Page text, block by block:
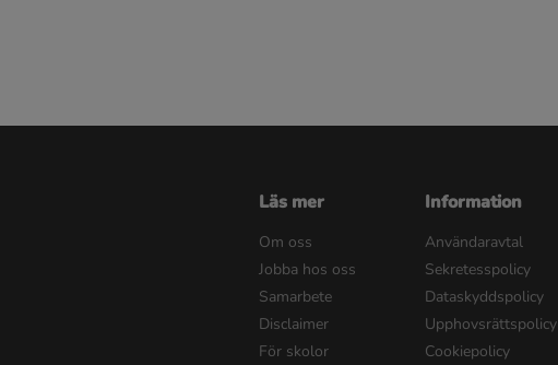
Läs mer
Om oss
Jobba hos oss
Samarbete
Disclaimer
För skolor
Information
Användaravtal
Sekretesspolicy
Dataskyddspolicy
Upphovsrättspolicy
Cookiepolicy